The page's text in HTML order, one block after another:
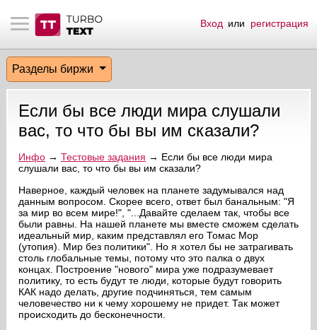
материалы
биржи
эфир
на сайте
пользователей
сообщения
по форуму
Вход или регистрация
Разделы биржи
Если бы все люди мира слушали
вас, то что бы вы им сказали?
Инфо→ Тестовые задания → Если бы все люди мира
слушали вас, то что бы вы им сказали?
Наверное, каждый человек на планете задумывался над
данным вопросом. Скорее всего, ответ был банальным: "Я
за мир во всем мире!", "...Давайте сделаем так, чтобы все
были равны. На нашей планете мы вместе сможем сделать
идеальный мир, каким представлял его Томас Мор
(утопия). Мир без политики". Но я хотел бы не затрагивать
столь глобальные темы, потому что это палка о двух
концах. Построение "нового" мира уже подразумевает
политику, то есть будут те люди, которые будут говорить
КАК надо делать, другие подчиняться, тем самым
человечество ни к чему хорошему не придет. Так может
происходить до бесконечности.